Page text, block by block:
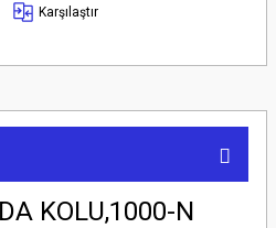
Karşılaştır
KOLU,1000-N